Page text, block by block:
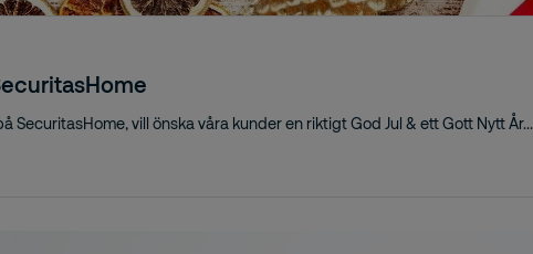
SecuritasHome, vill önska våra kunder en riktigt God Jul & ett Gott Nytt År...